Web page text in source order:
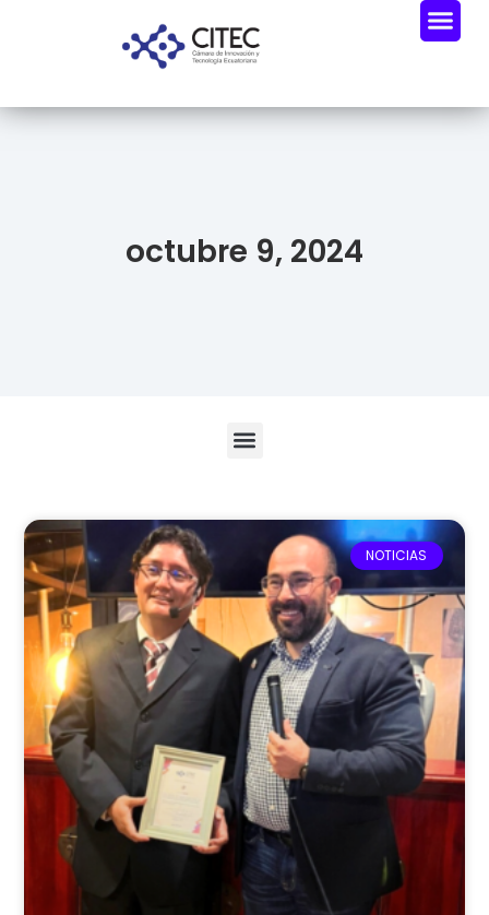
octubre 9, 2024
NOTICIAS